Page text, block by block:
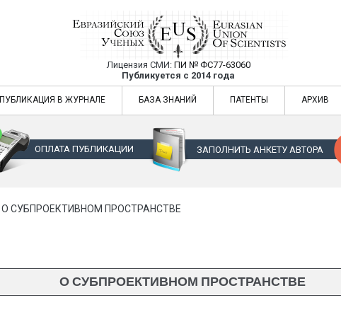
Евразийский Союз Ученых —
Лицензия СМИ: ПИ № ФС77-63060
Публикуется с 2014 года
Евразийский Союз Ученых — публикация научных статей в
ПУБЛИКАЦИЯ В ЖУРНАЛЕ БАЗА ЗНАНИЙ ПАТЕНТЫ АРХИВ
ОПЛАТА ПУБЛИКАЦИИ ЗАПОЛНИТЬ АНКЕТУ АВТОРА
О СУБПРОЕКТИВНОМ ПРОСТРАНСТВЕ
О СУБПРОЕКТИВНОМ ПРОСТРАНСТВЕ